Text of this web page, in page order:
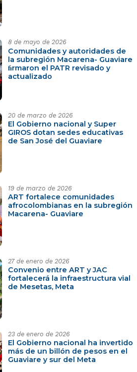
8 de mayo de 2026
Comunidades y autoridades de
la subregión Macarena- Guaviare
ﬁrmaron el PATR revisado y
actualizado
20 de marzo de 2026
El Gobierno nacional y Super
GIROS dotan sedes educativas
de San José del Guaviare
19 de marzo de 2026
ART fortalece comunidades
afrocolombianas en la subregión
Macarena- Guaviare
27 de enero de 2026
Convenio entre ART y JAC
fortalecerá la infraestructura vial
de Mesetas, Meta
23 de enero de 2026
El Gobierno nacional ha invertido
más de un billón de pesos en el
Guaviare y sur del Meta